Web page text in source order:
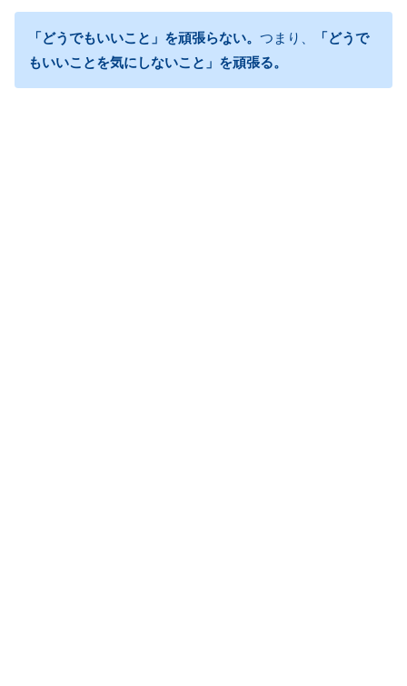
「どうでもいいこと」を頑張らない。 つまり、
「どうで
もいいことを気にしないこと」を頑張る。